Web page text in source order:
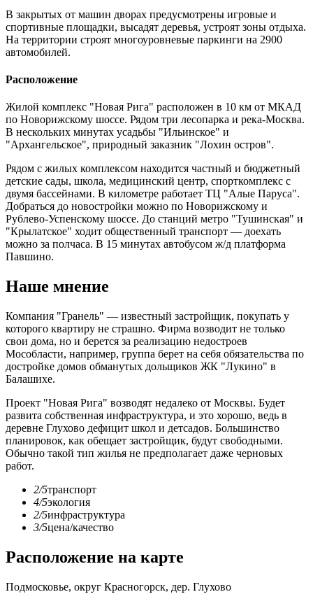
В закрытых от машин дворах предусмотрены игровые и
спортивные площадки, высадят деревья, устроят зоны отдыха.
На территории строят многоуровневые паркинги на 2900
автомобилей.
Расположение
Жилой комплекс "Новая Рига" расположен в 10 км от МКАД
по Новорижскому шоссе. Рядом три лесопарка и река-Москва.
В нескольких минутах усадьбы "Ильинское" и
"Архангельское", природный заказник "Лохин остров".
Рядом с жилых комплексом находится частный и бюджетный
детские сады, школа, медицинский центр, спорткомплекс с
двумя бассейнами. В километре работает ТЦ "Алые Паруса".
Добраться до новостройки можно по Новорижскому и
Рублево-Успенскому шоссе. До станций метро "Тушинская" и
"Крылатское" ходит общественный транспорт — доехать
можно за полчаса. В 15 минутах автобусом ж/д платформа
Павшино.
Наше мнение
Компания "Гранель" — известный застройщик, покупать у
которого квартиру не страшно. Фирма возводит не только
свои дома, но и берется за реализацию недостроев
Мособласти, например, группа берет на себя обязательства по
достройке домов обманутых дольщиков ЖК "Лукино" в
Балашихе.
Проект "Новая Рига" возводят недалеко от Москвы. Будет
развита собственная инфраструктура, и это хорошо, ведь в
деревне Глухово дефицит школ и детсадов. Большинство
планировок, как обещает застройщик, будут свободными.
Обычно такой тип жилья не предполагает даже черновых
работ.
2/5транспорт
4/5экология
2/5инфраструктура
3/5цена/качество
Расположение на карте
Подмосковье, округ Красногорск, дер. Глухово